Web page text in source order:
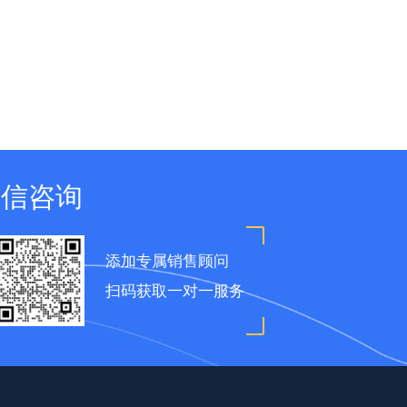
咨询
添加专属销售顾问
扫码获取一对一服务